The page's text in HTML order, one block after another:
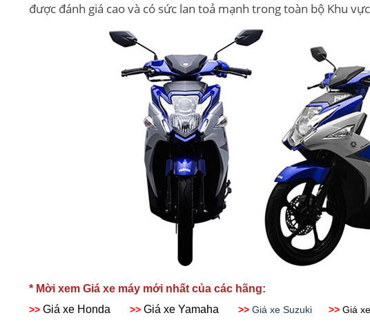
được đánh giá cao và có sức lan toả mạnh trong toàn bộ Khu
* Mời xem Giá xe máy mới nhất của các hãng:
>> Giá xe Honda >> Giá xe Yamaha >> Giá xe Suzuki >> Giá